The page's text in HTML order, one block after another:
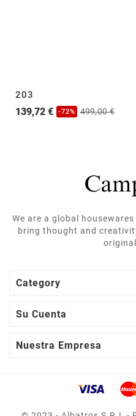
203
139,72 € -72% 499,00 €
We are a global
bring thought and
Category
Su Cuenta
Nuestra Empresa